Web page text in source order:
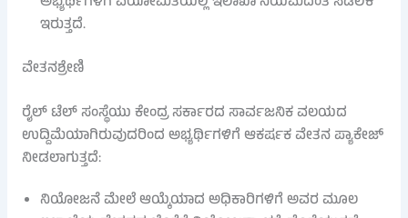
ಇರುತ್ತದೆ.
ವೇತನಶ್ರೇಣಿ
ರೈಲ್ ಟೆಲ್ ಸಂಸ್ಥೆಯು ಕೇಂದ್ರ ಸರ್ಕಾರದ ಸಾರ್ವಜನಿಕ ವಲಯದ
ಉದ್ದಿಮೆಯಾಗಿರುವುದರಿಂದ ಅಭ್ಯರ್ಥಿಗಳಿಗೆ ಆಕರ್ಷಕ ವೇತನ ಪ್ಯಾಕೇಜ್
ನೀಡಲಾಗುತ್ತದೆ:
ನಿಯೋಜನೆ ಮೇಲೆ ಆಯ್ಕೆಯಾದ ಅಧಿಕಾರಿಗಳಿಗೆ ಅವರ ಮೂಲ